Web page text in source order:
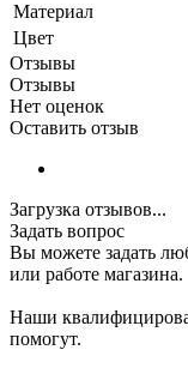
Материал
Цвет
Отзывы
Отзывы
Нет оценок
Оставить отзыв
Загрузка отзывов...
Задать вопрос
Вы можете задать
или работе магазина.
Наши
помогут.